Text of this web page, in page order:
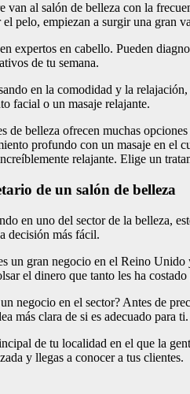
van al salón de belleza con la
pelo, empiezan a surgir una gran
expertos en cabello. Pueden
de tu semana.
en la comodidad y la
facial o un masaje relajante.
de belleza ofrecen muchas
profundo con un masaje en el
relajante. Elige un
de un salón de belleza
en uno del sector de la
decisión más fácil.
un gran negocio en el Reino
el dinero que tanto les ha
negocio en el sector? Antes de
más clara de si es adecuado para ti.
de tu localidad en el que la
y llegas a conocer a tus clientes.